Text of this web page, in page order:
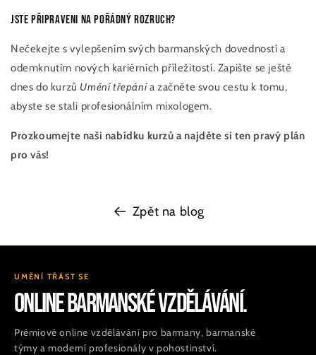
Jste připraveni na pořádný rozruch?
Nečekejte s vylepšením svých barmanských dovedností a
odemknutím nových kariérních příležitostí. Zapište se ještě
dnes do kurzů Umění třepánía začněte svou cestu k tomu,
abyste se stali profesionálním mixologem.
Prozkoumejte naši nabídku kurzů a najděte si ten pravý plán
pro vás!
Zpět na blog
UMĚNÍ TŘÁST SE
ONLINE BARMANSKÉ VZDĚLÁVÁNÍ.
Prémiové online vzdělávání pro barmany, barmanské
týmy a moderní profesionály v pohostinství.